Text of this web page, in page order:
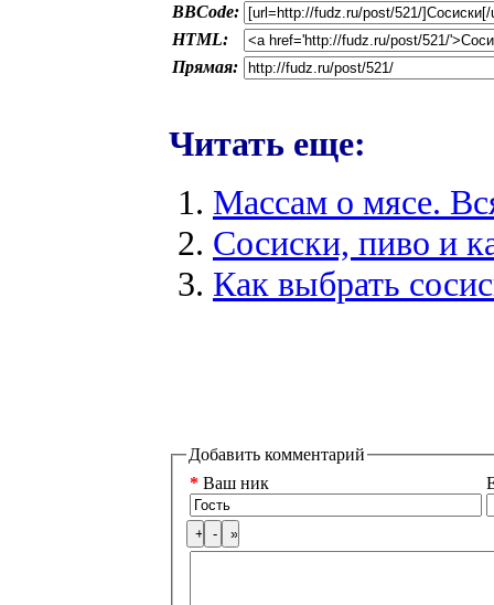
BBCode:
HTML:
Прямая:
Читать еще:
Массам о мясе.
Сосиски, пиво и
Как выбрать
Добавить комментарий
* Ваш ник